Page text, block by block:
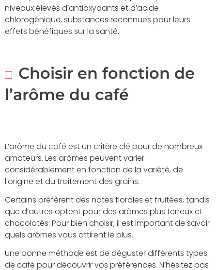
niveaux élevés d’antioxydants et d’acide
chlorogénique, substances reconnues pour leurs
effets bénéfiques sur la santé.
Choisir en fonction de
l’arôme du café
L’arôme du café est un critère clé pour de nombreux
amateurs. Les arômes peuvent varier
considérablement en fonction de la variété, de
l’origine et du traitement des grains.
Certains préfèrent des notes florales et fruitées, tandis
que d’autres optent pour des arômes plus terreux et
chocolatés. Pour bien choisir, il est important de savoir
quels arômes vous attirent le plus.
Une bonne méthode est de déguster différents types
de café pour découvrir vos préférences. N’hésitez pas